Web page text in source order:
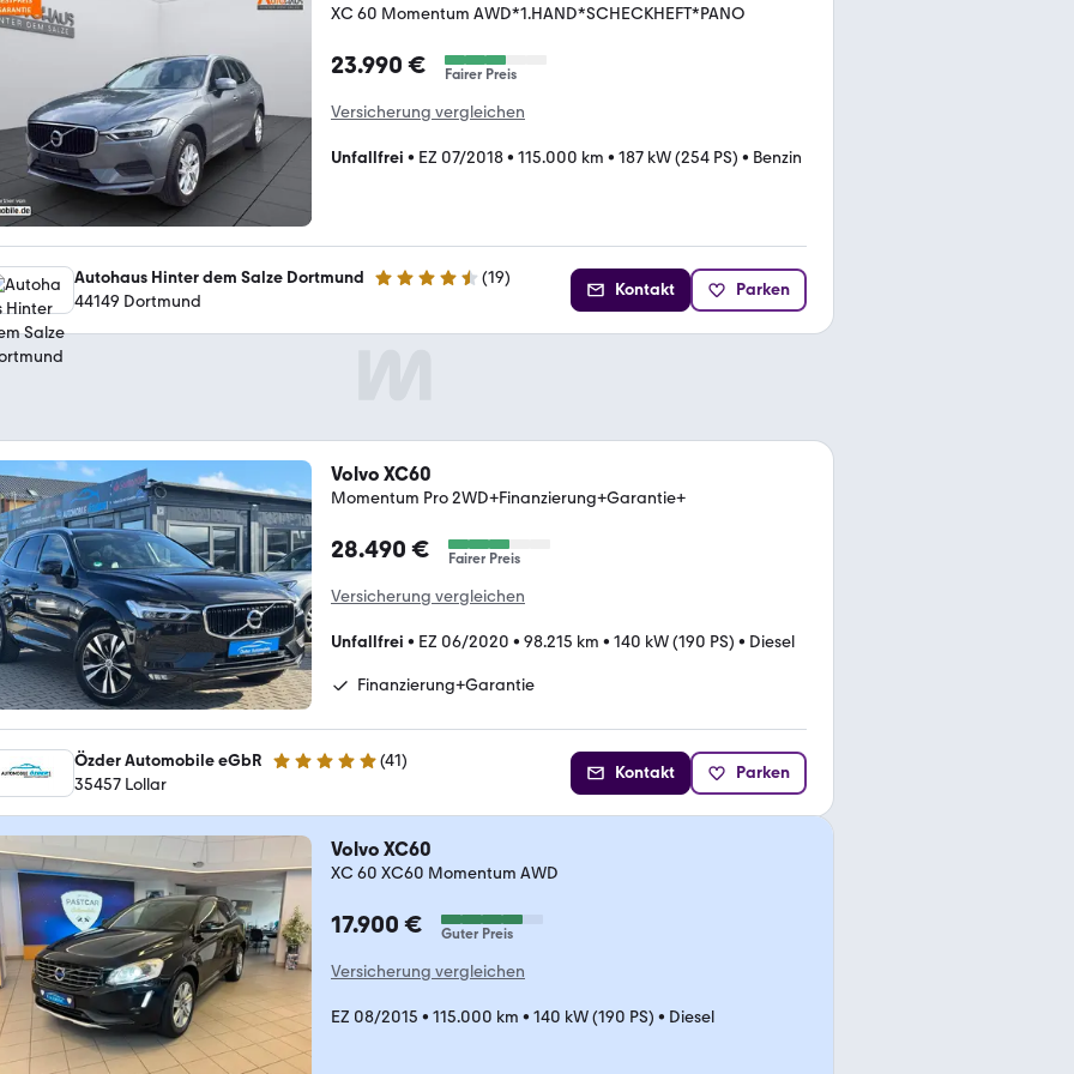
XC 60 Momentum AWD*1.HAND*SCHECKHEFT*PANO
23.990 € Fairer Preis
Versicherung vergleichen
Unfallfrei • EZ 07/2018• 115.000 km • 187 kW (254 PS) • Benzin
Autohaus Hinter dem Salze Dortmund 4.4 Sterne (19)
44149 Dortmund
Kontakt Parken
Volvo XC60
Momentum Pro 2WD+Finanzierung+Garantie+
28.490 € Fairer Preis
Versicherung vergleichen
Unfallfrei • EZ 06/2020 • 98.215 km • 140 kW (190 PS) • Diesel
Finanzierung+Garantie
Özder Automobile eGbR 4.9 Sterne (41)
35457 Lollar
Kontakt Parken
Volvo XC60
XC 60 XC60 Momentum AWD
17.900 € Guter Preis
Versicherung vergleichen
EZ 08/2015 • 115.000 km • 140 kW (190 PS) • Diesel